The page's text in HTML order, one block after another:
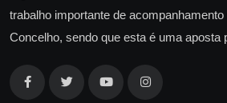
trabalho importante de
Concelho, sendo que esta é uma aposta